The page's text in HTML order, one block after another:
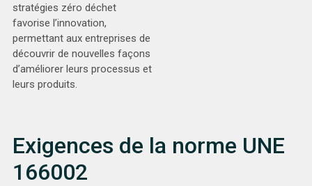
stratégies zéro déchet
favorise l’innovation,
permettant aux entreprises de
découvrir de nouvelles façons
d’améliorer leurs processus et
leurs produits.
Exigences de la norme UNE
166002